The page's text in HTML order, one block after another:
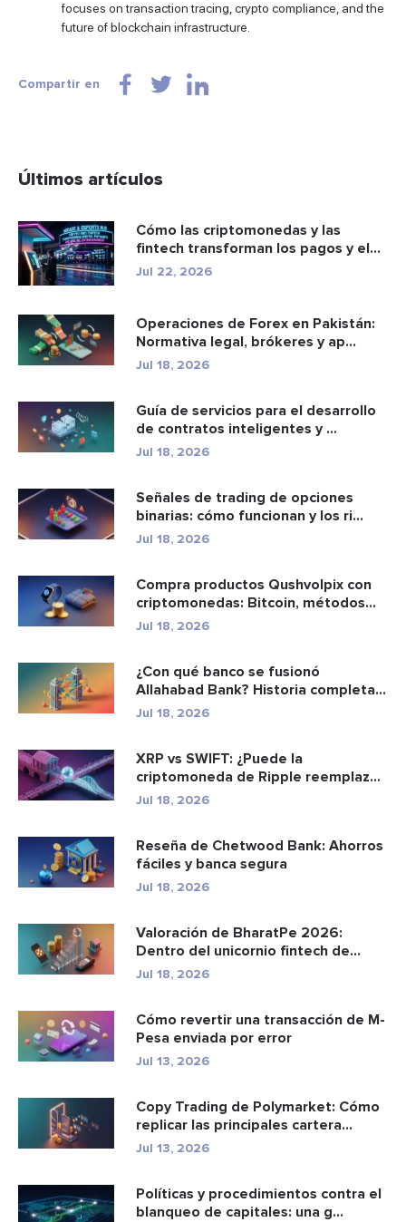
focuses on transaction tracing, crypto compliance, and the
future of blockchain infrastructure.
Compartir en
Últimos artículos
Cómo las criptomonedas y las
fintech transforman los pagos y el
e...
Jul 22, 2026
Operaciones de Forex en Pakistán:
Normativa legal, brókeres y ap...
Jul 18, 2026
Guía de servicios para el desarrollo
de contratos inteligentes y ...
Jul 18, 2026
Señales de trading de opciones
binarias: cómo funcionan y los ri...
Jul 18, 2026
Compra productos Qushvolpix con
criptomonedas: Bitcoin, métodos
d...
Jul 18, 2026
¿Con qué banco se fusionó
Allahabad Bank? Historia completa
de ...
Jul 18, 2026
XRP vs SWIFT: ¿Puede la
criptomoneda de Ripple reemplazar
a los p...
Jul 18, 2026
Reseña de Chetwood Bank: Ahorros
fáciles y banca segura
Jul 18, 2026
Valoración de BharatPe 2026:
Dentro del unicornio fintech de
2.85...
Jul 18, 2026
Cómo revertir una transacción de M-
Pesa enviada por error
Jul 13, 2026
Copy Trading de Polymarket: Cómo
replicar las principales cartera...
Jul 13, 2026
Políticas y procedimientos contra el
blanqueo de capitales: una g...